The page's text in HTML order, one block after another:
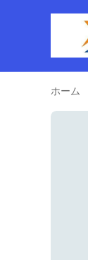
ホーム